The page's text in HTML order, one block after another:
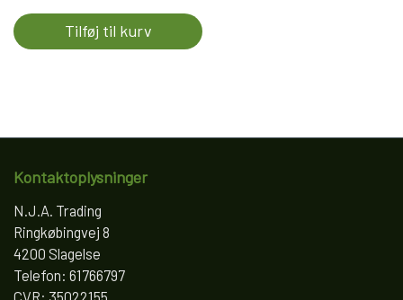
Tilføj til kurv
Kontaktoplysninger
N.J.A. Trading
Ringkøbingvej 8
4200 Slagelse
Telefon: 61766797